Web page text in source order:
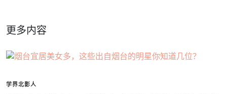
更多内容
学界北影人